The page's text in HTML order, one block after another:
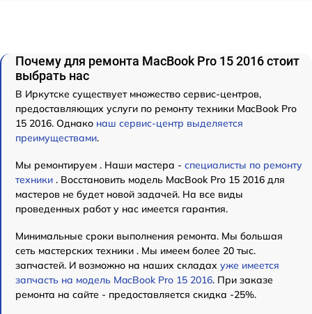
Почему для ремонта MacBook Pro 15 2016 стоит
выбрать нас
В Иркутске существует множество сервис-центров,
предоставляющих услуги по ремонту техники MacBook Pro
15 2016. Однако наш сервис-центр выделяется
преимуществами.
Мы ремонтируем . Наши мастера - специалисты по ремонту
техники . Восстановить модель MacBook Pro 15 2016 для
мастеров не будет новой задачей. На все виды
проведенных работ у нас имеется гарантия.
Минимальные сроки выполнения ремонта. Мы большая
сеть мастерских техники . Мы имеем более 20 тыс.
запчастей. И возможно на наших складах уже имеется
запчасть на модель MacBook Pro 15 2016. При заказе
ремонта на сайте - предоставляется скидка -25%.